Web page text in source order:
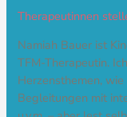
Therapeutinnen
Namiah Bauer ist
TFM-Therapeutin.
Herzensthemen,
Begleitungen mit